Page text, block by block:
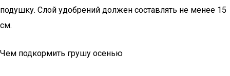
подушку. Слой удобрений должен составлять не менее 15
см.
Чем подкормить грушу осенью